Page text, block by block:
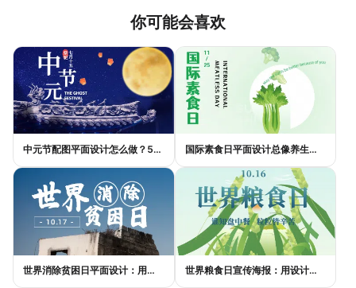
你可能会喜欢
中元节配图平面设计怎么做？5种风格模板轻松搞定节日氛围 国际素食日平面设计总像养生广告？三个思路让它变酷
世界消除贫困日平面设计：用视觉语言传递尊严与温度 世界粮食日宣传海报：用设计传递"粮"心，让每一粒米都有声音